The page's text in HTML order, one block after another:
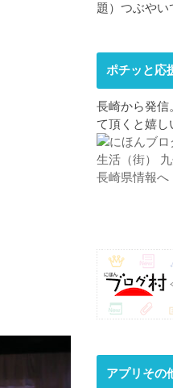
題）つぶやい
ポチッと応
長崎から発信
て頂くと嬉し
アプリその